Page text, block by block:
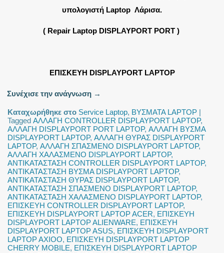
υπολογιστή Laptop Λάρισα.
( Repair Laptop DISPLAYPORT PORT )
ΕΠΙΣΚΕΥΗ DISPLAYPORT LAPTOP
Συνέχισε την ανάγνωση →
Καταχωρήθηκε στο Service Laptop, ΒΥΣΜΑΤΑ LAPTOP |
Tagged ΑΛΛΑΓΗ CONTROLLER DISPLAYPORT LAPTOP,
ΑΛΛΑΓΗ DISPLAYPORT PORT LAPTOP,ΑΛΛΑΓΗ ΒΥΣΜΑ
DISPLAYPORT LAPTOP,ΑΛΛΑΓΗ ΘΥΡΑΣ DISPLAYPORT
LAPTOP,ΑΛΛΑΓΗ ΣΠΑΣΜΕΝΟ DISPLAYPORT LAPTOP,
ΑΛΛΑΓΗ ΧΑΛΑΣΜΕΝΟ DISPLAYPORT LAPTOP,
ΑΝΤΙΚΑΤΑΣΤΑΣΗ CONTROLLER DISPLAYPORT LAPTOP,
ΑΝΤΙΚΑΤΑΣΤΑΣΗ ΒΥΣΜΑ DISPLAYPORT LAPTOP,
ΑΝΤΙΚΑΤΑΣΤΑΣΗ ΘΥΡΑΣ DISPLAYPORT LAPTOP,
ΑΝΤΙΚΑΤΑΣΤΑΣΗ ΣΠΑΣΜΕΝΟ DISPLAYPORT LAPTOP,
ΑΝΤΙΚΑΤΑΣΤΑΣΗ ΧΑΛΑΣΜΕΝΟ DISPLAYPORT LAPTOP,
ΕΠΙΣΚΕΥΗ CONTROLLER DISPLAYPORT LAPTOP,
ΕΠΙΣΚΕΥΗ DISPLAYPORT LAPTOP ACER, ΕΠΙΣΚΕΥΗ
DISPLAYPORT LAPTOP ALIENWARE, ΕΠΙΣΚΕΥΗ
DISPLAYPORT LAPTOP ASUS, ΕΠΙΣΚΕΥΗ DISPLAYPORT
LAPTOP AXIOO, ΕΠΙΣΚΕΥΗ DISPLAYPORT LAPTOP
CHERRY MOBILE, ΕΠΙΣΚΕΥΗ DISPLAYPORT LAPTOP